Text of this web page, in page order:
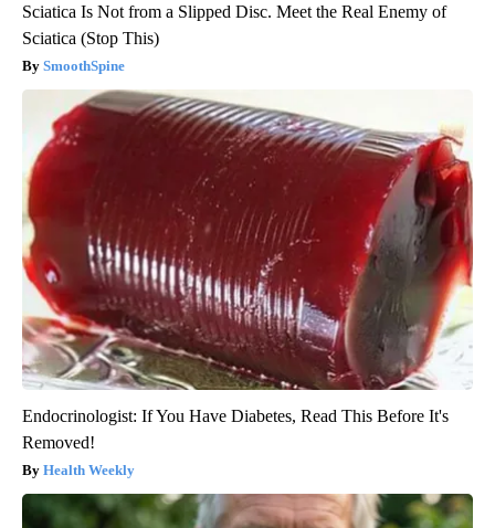
Sciatica Is Not from a Slipped Disc. Meet the Real Enemy of
Sciatica (Stop This)
SmoothSpine
Endocrinologist: If You Have Diabetes, Read This Before It's
Removed!
Health Weekly